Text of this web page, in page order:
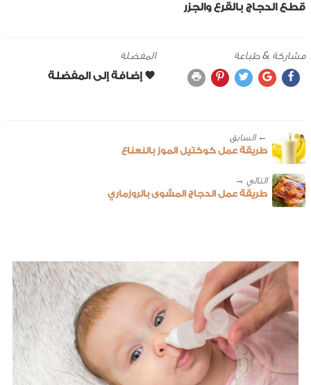
قطع الدجاج بالقرع والجزر
مشاركة & طباعة المفضلة
← ‎السابق
طريقة عمل كوكتيل الموز بالنعناع
طريقة عمل الدجاج المشوى بالروزماري